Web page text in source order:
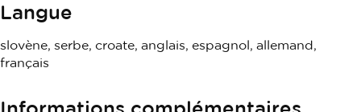
Langue
slovène, serbe, croate, anglais, espagnol, allemand,
français
Informations complémentaires